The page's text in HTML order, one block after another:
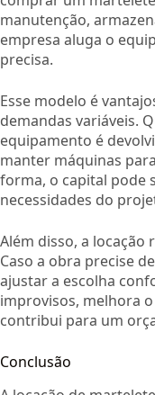
manutenção,
empresa aluga o
precisa.
Esse modelo é
demandas variáveis.
equipamento é
manter máquinas
forma, o capital pode
necessidades do
Além disso, a locação
Caso a obra precise
ajustar a escolha
improvisos, melhora
contribui para um
Conclusão